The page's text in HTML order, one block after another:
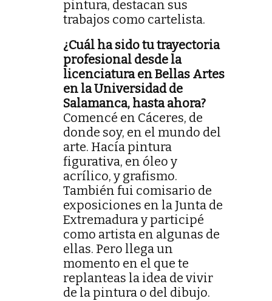
pintura, destacan sus
trabajos como cartelista.
¿Cuál ha sido tu trayectoria
profesional desde la
licenciatura en Bellas Artes
en la Universidad de
Salamanca, hasta ahora?
Comencé en Cáceres, de
donde soy, en el mundo del
arte. Hacía pintura
figurativa, en óleo y
acrílico, y grafismo.
También fui comisario de
exposiciones en la Junta de
Extremadura y participé
como artista en algunas de
ellas. Pero llega un
momento en el que te
replanteas la idea de vivir
de la pintura o del dibujo.